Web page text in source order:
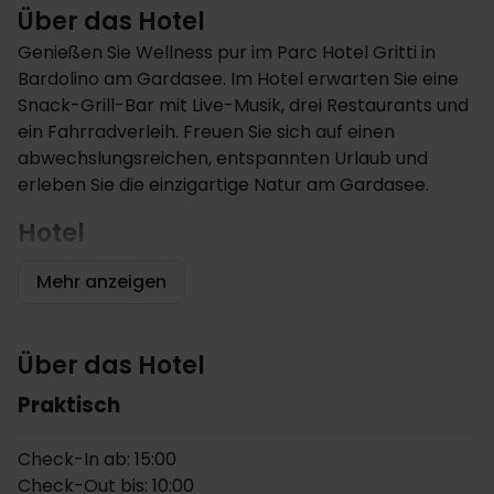
Über das Hotel
Genießen Sie Wellness pur im Parc Hotel Gritti in
Bardolino am Gardasee. Im Hotel erwarten Sie eine
Snack-Grill-Bar mit Live-Musik, drei Restaurants und
ein Fahrradverleih. Freuen Sie sich auf einen
abwechslungsreichen, entspannten Urlaub und
erleben Sie die einzigartige Natur am Gardasee.
Hotel
Gardasee. Das Hotel bietet u.a. einen Wellness- und
der Sommermonate eine Snack-Grill-Bar geöffnet.
Außerdem gibt es eine Bar mit Live-Musik. Das Hotel
einen Fahrradverleih. Parkplätze und Garage am
Hotel sind gebührenfrei.
Mehr anzeigen
Über das Hotel
Praktisch
Check-In ab: 15:00
Check-Out bis: 10:00